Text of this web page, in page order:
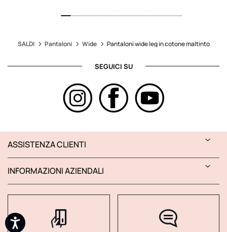
SALDI Pantaloni Wide Pantaloni wide leg in cotone maltinto
SEGUICI SU
ASSISTENZA CLIENTI
INFORMAZIONI AZIENDALI